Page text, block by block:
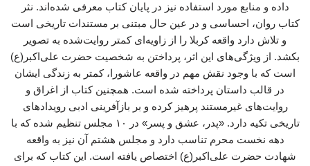
داده و منابع مورد استفاده نیز در پایان کتاب معرفی شده‌اند. نثر
کتاب روان، احساسی و در عین حال مبتنی بر مستندات تاریخی است
و تلاش دارد واقعه کربلا را از زاویه‌ای کمتر روایت‌شده به تصویر
بکشد. از ویژگی‌های این اثر، پرداختن به شخصیت حضرت علی‌اکبر(ع)
است که با وجود نقش مهم در واقعه عاشورا، کمتر به زندگی ایشان
در قالب داستان پرداخته شده است. همچنین کتاب از اغراق و
روایت‌های غیرمستند پرهیز کرده و بر بازآفرینی ادبی رویدادهای
تاریخی تکیه دارد. «پدر، عشق و پسر» در ۱۰ مجلس تنظیم شده که با
دهه نخست محرم تناسب دارد و مجلس هشتم آن نیز به واقعه
شهادت حضرت علی‌اکبر(ع) اختصاص یافته است. این کتاب که برای